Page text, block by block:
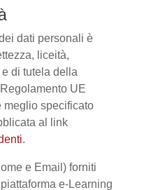
dati personali è
liceità,
di tutela della
UE
meglio specificato
al link
.
e Email) forniti
e-Learning